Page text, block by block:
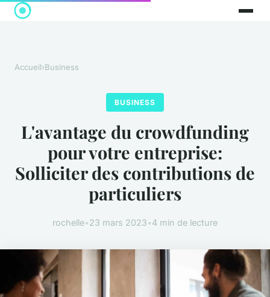
Accueil›Business
BUSINESS
L'avantage du crowdfunding
pour votre entreprise:
Solliciter des contributions de
particuliers
rochelle•23 mars 2023•4 min de lecture